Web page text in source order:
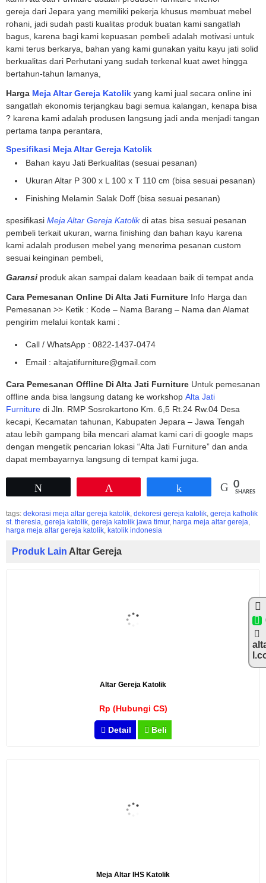
gereja dari Jepara yang memiliki pekerja khusus membuat mebel
rohani, jadi sudah pasti kualitas produk buatan kami sangatlah
bagus, karena bagi kami kepuasan pembeli adalah motivasi untuk
kami terus berkarya, bahan yang kami gunakan yaitu kayu jati solid
berkualitas dari Perhutani yang sudah terkenal kuat awet hingga
bertahun-tahun lamanya,
Harga Meja Altar Gereja Katolik yang kami jual secara online ini
sangatlah ekonomis terjangkau bagi semua kalangan, kenapa bisa
? karena kami adalah produsen langsung jadi anda menjadi tangan
pertama tanpa perantara,
Spesifikasi Meja Altar Gereja Katolik
Bahan kayu Jati Berkualitas (sesuai pesanan)
Ukuran Altar P 300 x L 100 x T 110 cm (bisa sesuai pesanan)
Finishing Melamin Salak Doff (bisa sesuai pesanan)
spesifikasi Meja Altar Gereja Katolikdi atas bisa sesuai pesanan
pembeli terkait ukuran, warna finishing dan bahan kayu karena
kami adalah produsen mebel yang menerima pesanan custom
sesuai keinginan pembeli,
Garansi produk akan sampai dalam keadaan baik di tempat anda
Cara Pemesanan Online Di Alta Jati Furniture Info Harga dan
Pemesanan >> Ketik : Kode – Nama Barang – Nama dan Alamat
pengirim melalui kontak kami :
Call / WhatsApp : 0822-1437-0474
Email : altajatifurniture@gmail.com
Cara Pemesanan Offline Di Alta Jati Furniture Untuk pemesanan
offline anda bisa langsung datang ke workshop Alta Jati
Furniture di Jln. RMP Sosrokartono Km. 6,5 Rt.24 Rw.04 Desa
kecapi, Kecamatan tahunan, Kabupaten Jepara – Jawa Tengah
atau lebih gampang bila mencari alamat kami cari di google maps
dengan mengetik pencarian lokasi “Alta Jati Furniture” dan anda
dapat membayarnya langsung di tempat kami juga.
0
SHARES
tags: dekorasi meja altar gereja katolik, dekoresi gereja katolik, gereja katholik
st. theresia, gereja katolik, gereja katolik jawa timur, harga meja altar gereja,
harga meja altar gereja katolik, katolik indonesia
Produk Lain Altar Gereja
Altar Gereja Katolik
Rp (Hubungi CS)
Detail Beli
Meja Altar IHS Katolik